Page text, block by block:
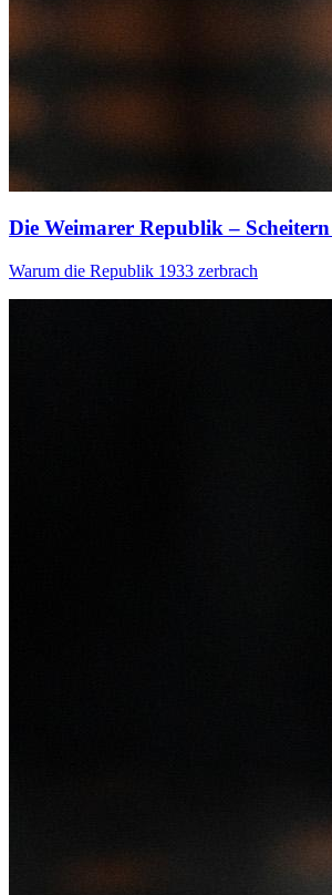
Die Weimarer Republik –
Warum die Republik 1933 zerbrach